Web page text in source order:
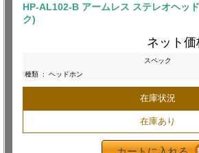
HP-AL102-B アームレス ステレオヘッ
ク)
ネット価
スペック
種類 : ヘッドホン
在庫状況
在庫あり